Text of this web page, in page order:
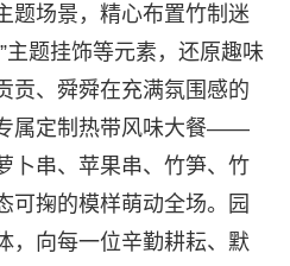
题场景，精心布置竹制迷
主题挂饰等元素，还原趣味
贡、舜舜在充满氛围感的
属定制热带风味大餐——
卜串、苹果串、竹笋、竹
可掬的模样萌动全场。园
，向每一位辛勤耕耘、默